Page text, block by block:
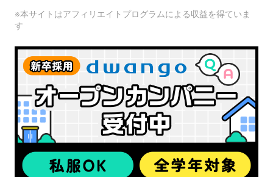
※本サイトはアフィリエイトプログラムによる収益を得ていま
す